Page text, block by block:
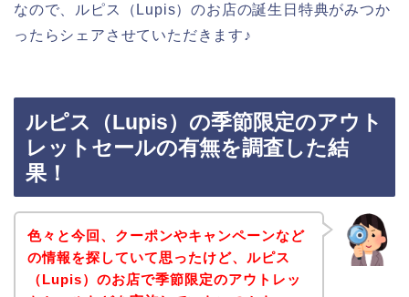
なので、ルピス（Lupis）のお店の誕生日特典がみつか
ったらシェアさせていただきます♪
ルピス（Lupis）の季節限定のアウト
レットセールの有無を調査した結
果！
色々と今回、クーポンやキャンペーンなど
の情報を探していて思ったけど、ルピス
（Lupis）のお店で季節限定のアウトレッ